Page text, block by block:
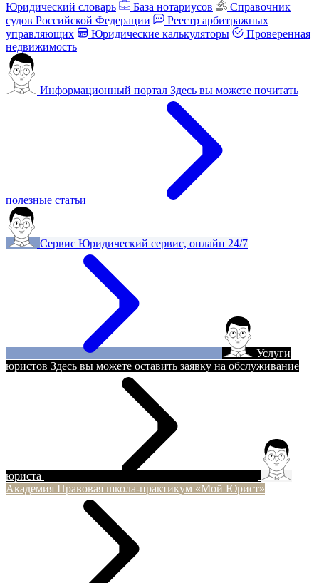
Юридический словарь
База нотариусов
Справочник
судов Российской Федерации
Реестр арбитражных
управляющих
Юридические калькуляторы
Проверенная
недвижимость
Информационный портал Здесь вы можете почитать
полезные статьи
Сервис Юридический сервис, онлайн 24/7
Услуги
юристов Здесь вы можете оставить заявку на обслуживание
юриста
Академия Правовая школа-практикум «Мой Юрист»